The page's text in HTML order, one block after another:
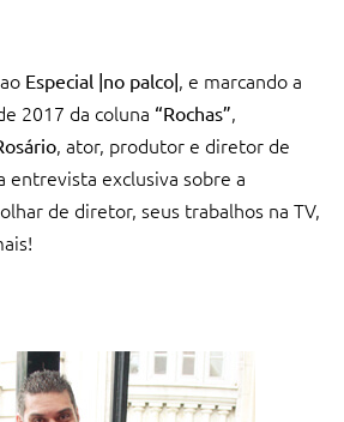
Especial |no palco|, e marcando a
2017 da coluna “Rochas”,
, ator, produtor e diretor de
entrevista exclusiva sobre a
de diretor, seus trabalhos na TV,